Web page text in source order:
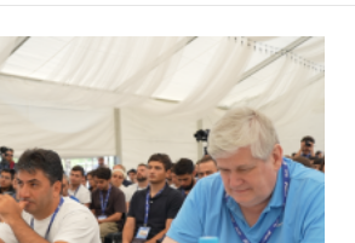
обеспечат круглосуточный мониторинг
в Гнишике с помощью солнечной
- рядом со стартапами на Seaside
приложении Юнибанка теперь можно
также с помощью imID